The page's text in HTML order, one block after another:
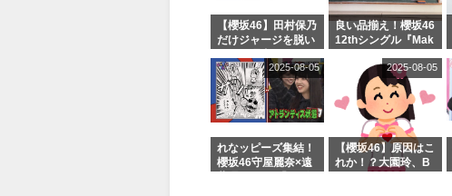
【櫻坂46】田村保乃
だけジャージを脱い
良い品揃え！櫻坂46
12thシングル『Mak
シャルグッズ絶賛販
売受付中
れなッピーズ集結！
櫻坂46守屋麗奈×遠
2025-08-05
【櫻坂46】原因はこ
れか！？大園玲、B
2025-08-05